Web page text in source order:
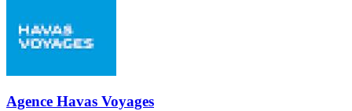
Agence Havas Voyages